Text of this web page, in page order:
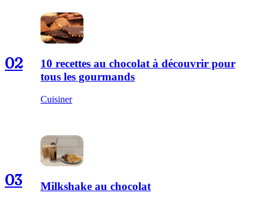
02
10 recettes au chocolat à découvrir pour
tous les gourmands
Cuisiner
03 Milkshake au chocolat